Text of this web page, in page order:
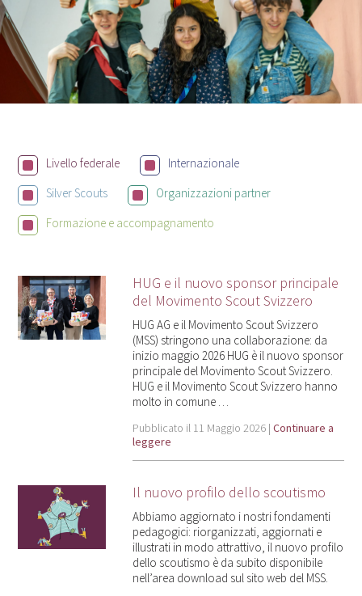
Livello federale
Internazionale
Silver Scouts
Organizzazioni partner
Formazione e accompagnamento
HUG e il nuovo sponsor principale
del Movimento Scout Svizzero
HUG AG e il Movimento Scout Svizzero
(MSS) stringono una collaborazione: da
inizio maggio 2026 HUG è il nuovo sponsor
principale del Movimento Scout Svizzero.
HUG e il Movimento Scout Svizzero hanno
molto in comune …
Pubblicato il 11 Maggio 2026 | Continuare a
leggere
Il nuovo profilo dello scoutismo
Abbiamo aggiornato i nostri fondamenti
pedagogici: riorganizzati, aggiornati e
illustrati in modo attrattivo, il nuovo profilo
dello scoutismo è da subito disponibile
nell’area download sul sito web del MSS.